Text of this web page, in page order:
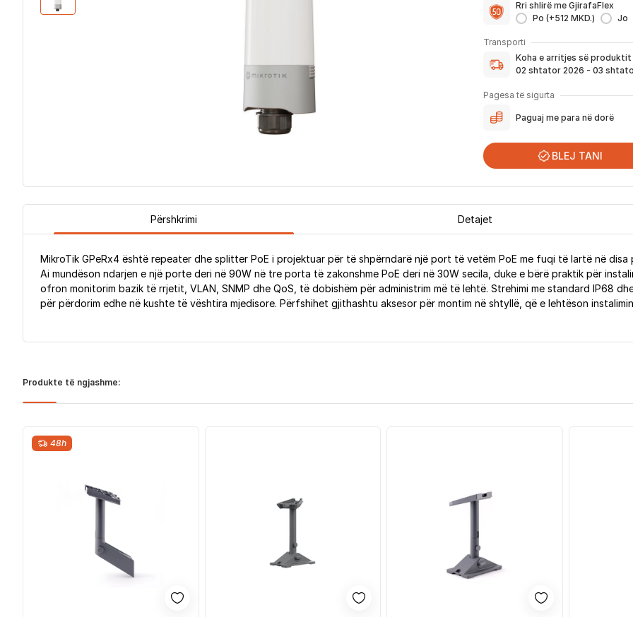
Rri shlirë me GjirafaFlex
Po (+512 MKD.)
Jo
-Prioritetpër zgjidhjen e
- Kontakt brenda
24 hpër
- Pranim dhe dërgim me
Transporti
Koha e arritjes së produktit
02 shtator 2026 - 03
dhe njoftimit për verifikim
Nëse porosia bëhet tani,
njoftoheni në vazhdimësi
për te ju.
*Në 99% të rasteve, produktet
Pagesa të sigurta
Paguaj me para në dorë
BLEJ TANI
Përshkrimi Detajet
MikroTik GPeRx4 është repeater dhe splitter PoE i projektuar për të shpërndarë një port të vetëm PoE me fuqi të lartë në disa
Ai mundëson ndarjen e një porte deri në 90W në tre porta të zakonshme PoE deri në 30W secila, duke e bërë praktik për
ofron monitorim bazik të rrjetit, VLAN, SNMP dhe QoS, të dobishëm për administrim më të lehtë. Strehimi me standard IP68
për përdorim edhe në kushte të vështira mjedisore. Përfshihet gjithashtu aksesor për montim në shtyllë, që e lehtëson
Produkte të ngjashme:
48h